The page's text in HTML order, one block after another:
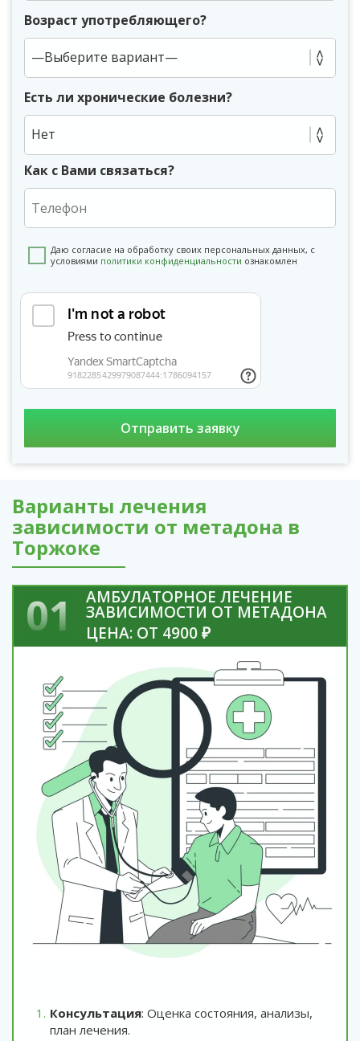
Возраст употребляющего?
Есть ли хронические болезни?
Нет
Как с Вами связаться?
Даю согласие на обработку своих персональных данных, с
условиями политики конфиденциальности ознакомлен
Варианты лечения
зависимости от метадона в
Торжоке
01 АМБУЛАТОРНОЕ ЛЕЧЕНИЕ
ЗАВИСИМОСТИ ОТ МЕТАДОНА
ЦЕНА: ОТ 4900 ₽
Консультация: Оценка состояния, анализы,
план лечения.